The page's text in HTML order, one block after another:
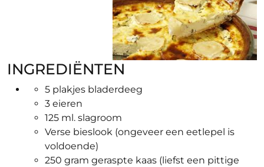
INGREDIËNTEN
5 plakjes bladerdeeg
3 eieren
125 ml. slagroom
Verse bieslook (ongeveer een eetlepel is
voldoende)
250 gram geraspte kaas (liefst een pittige